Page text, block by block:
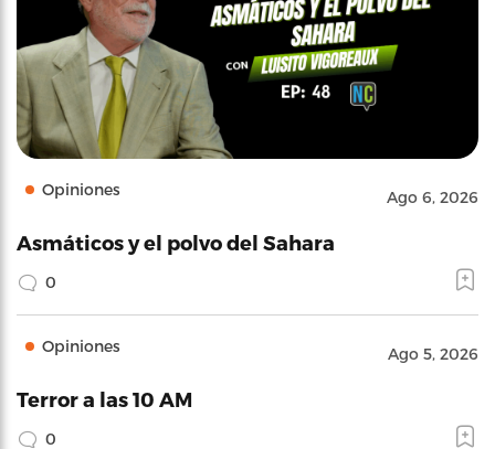
Opiniones Ago 6, 2026
Asmáticos y el polvo del Sahara
0
Opiniones Ago 5, 2026
Terror a las 10 AM
0